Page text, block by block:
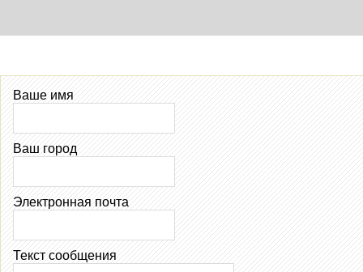
Ваше имя
Ваш город
Электронная почта
Текст сообщения